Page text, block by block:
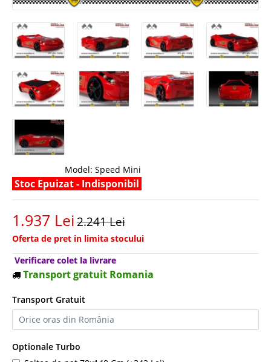
Model: Speed Mini
Stoc Epuizat - Indisponibil
1.937 Lei2.241 Lei
Oferta de pret in limita stocului
Verificare colet la livrare
Transport gratuit Romania
Transport Gratuit
Optionale Turbo